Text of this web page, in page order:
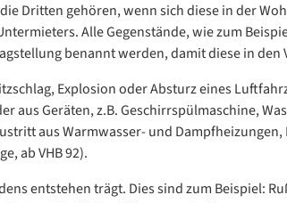
Dritten gehören, wenn sich diese in der
Alle Gegenstände, wie zum
benannt werden, damit diese in
Explosion oder Absturz eines
aus Geräten, z.B. Geschirrspülmaschine,
aus Warmwasser- und
ab VHB 92).
entstehen trägt. Dies sind zum Beispiel: